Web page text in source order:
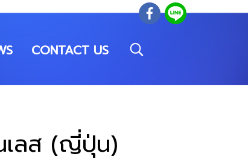
CONTACT US
เลส (ญี่ปุ่น)